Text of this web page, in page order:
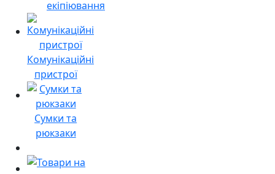
екіпіювання
Комунікаційні
пристрої
Сумки та
рюкзаки